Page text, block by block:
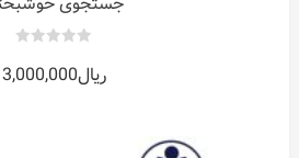
out
of
ریال3,000,000